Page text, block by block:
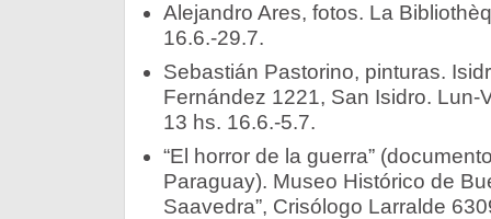
Alejandro Ares, fotos. La
16.6.-29.7.
Sebastián Pastorino, pinturas.
Fernández 1221, San Isidro. Lun-
13 hs. 16.6.-5.7.
“El horror de la guerra”
Paraguay). Museo Histórico de
Saavedra”, Crisólogo Larralde